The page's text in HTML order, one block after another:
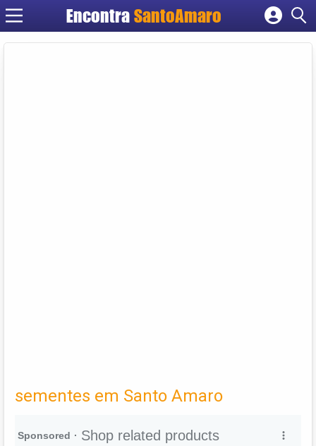
Encontra SantoAmaro
Cadastrar empresa
sementes em Santo Amaro